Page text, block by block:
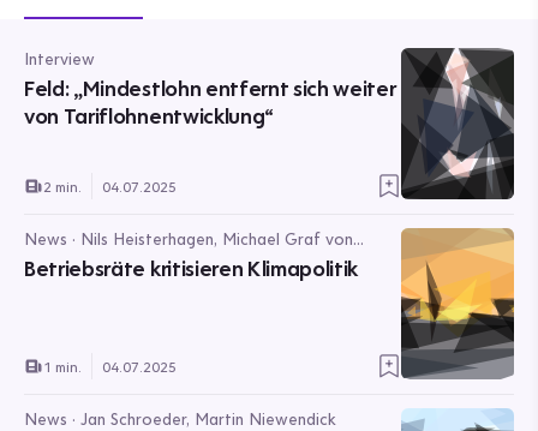
Interview
Feld: „Mindestlohn entfernt sich weiter
von Tariflohnentwicklung“
2 min. 04.07.2025
News · Nils Heisterhagen, Michael Graf von
Bassewitz
Betriebsräte kritisieren Klimapolitik
1 min. 04.07.2025
News · Jan Schroeder, Martin Niewendick